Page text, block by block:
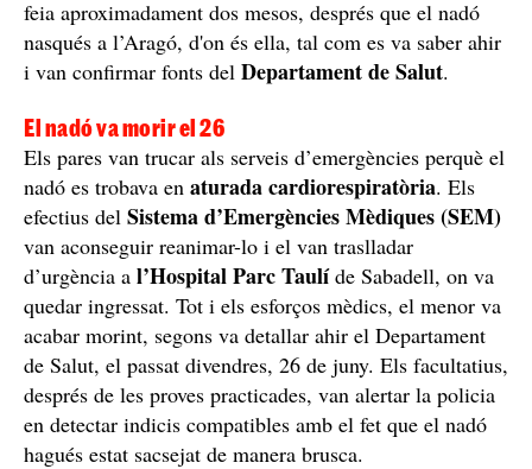
feia aproximadament dos mesos, després que el nadó
nasqués a l’Aragó, d'on és ella, tal com es va saber ahir
i van confirmar fonts del Departament de Salut.
El nadó va morir el 26
Els pares van trucar als serveis d’emergències perquè el
nadó es trobava en aturada cardiorespiratòria. Els
efectius del Sistema d’Emergències Mèdiques (SEM)
van aconseguir reanimar-lo i el van traslladar
d’urgència a l’Hospital Parc Taulíde Sabadell, on va
quedar ingressat. Tot i els esforços mèdics, el menor va
acabar morint, segons va detallar ahir el Departament
de Salut, el passat divendres, 26 de juny. Els facultatius,
després de les proves practicades, van alertar la policia
en detectar indicis compatibles amb el fet que el nadó
hagués estat sacsejat de manera brusca.